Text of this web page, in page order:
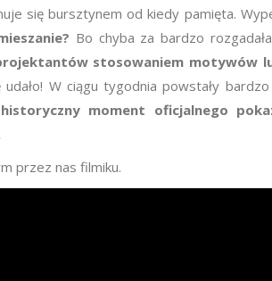
się bursztynem od kiedy pamięta.
Bo chyba za bardzo
stosowaniem motywów
W ciągu tygodnia powstały
historyczny moment oficjalnego
przez nas filmiku.